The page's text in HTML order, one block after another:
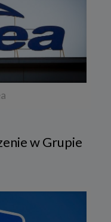
w Grupie